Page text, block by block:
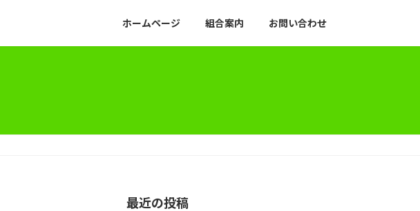
ホームページ 組合案内 お問い合わせ
最近の投稿